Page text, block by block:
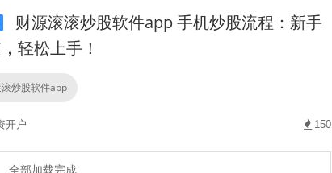
财源滚滚炒股软件app 手机炒股流程：新手
轻松上手！
炒股软件app
开户 150
全部加载完成